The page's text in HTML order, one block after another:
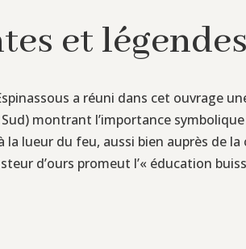
et
a réuni dans cet ouvrage
montrant l’importance
lueur du feu, aussi bien auprès de la
d’ours promeut l’« éducation